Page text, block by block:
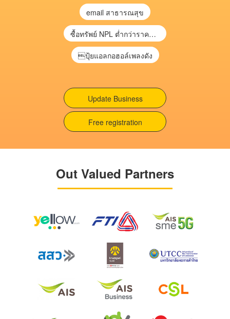
email สาธารณสุข
ซื้อทรัพย์ NPL ต่ำกว่าราคาตลาด 30-70% แบบไม่ต้องไปประมูล”
ปุ้ยแอลกอฮอล์เพลงดัง
Update Business
Free registration
Out Valued Partners